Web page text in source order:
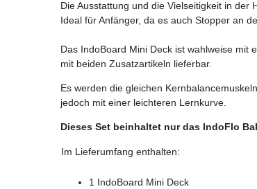
Die Ausstattung und die Vielseitigkeit in der
Ideal für Anfänger, da es auch Stopper an
Das IndoBoard Mini Deck ist wahlweise mit
mit beiden Zusatzartikeln lieferbar.
Es werden die gleichen
jedoch mit einer leichteren Lernkurve.
Dieses Set beinhaltet nur das IndoFlo
Im Lieferumfang enthalten:
1 IndoBoard Mini Deck